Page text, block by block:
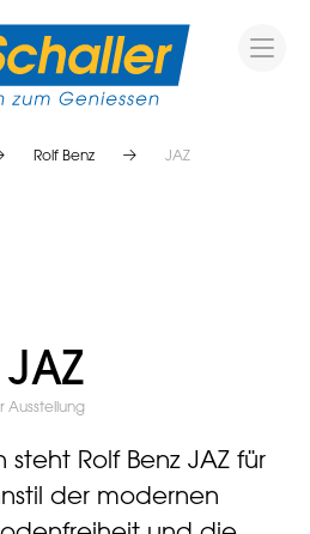
Rolf Benz JAZ
Ausstellung
steht Rolf Benz JAZ für
der modernen